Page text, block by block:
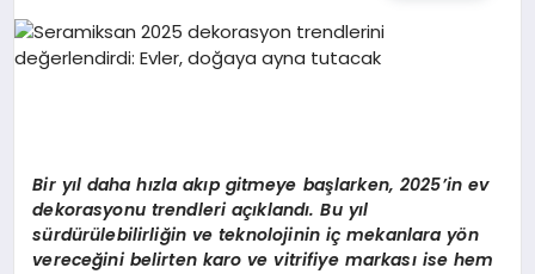
Bir yıl daha hızla akıp gitmeye başlarken, 2025’in ev
dekorasyonu trendleri açıklandı. Bu yıl
sürdürülebilirliğin ve teknolojinin iç mekanlara yön
vereceğini belirten karo ve vitrifiye markası ise hem